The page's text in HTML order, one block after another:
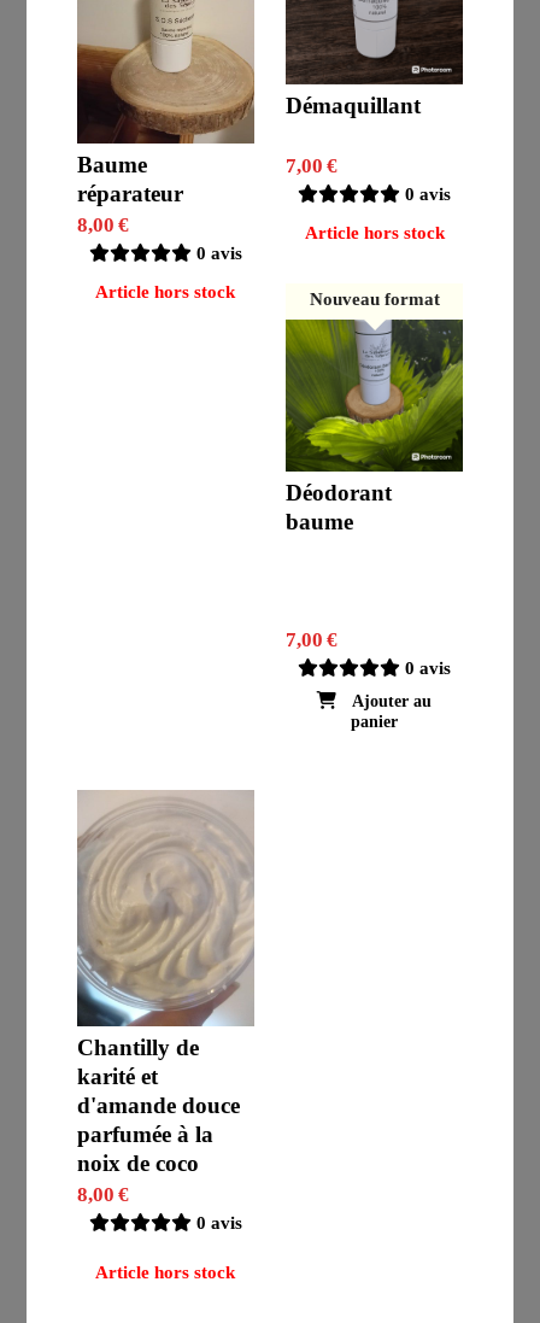
Baume
réparateur
8,00 €
0 avis
Article hors stock
Démaquillant
7,00 €
0 avis
Article hors stock
Déodorant
baume
7,00 €
0 avis
Ajouter au
panier
Nouveau format
Chantilly de
karité et
d'amande douce
parfumée à la
noix de coco
8,00 €
0 avis
Article hors stock